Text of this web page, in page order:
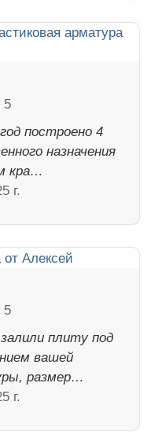
построено 4
назначения
кра…
г.
плиту под
вашей
размер…
г.